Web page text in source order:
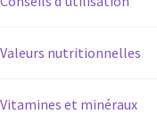
Valeurs nutritionnelles
Vitamines et minéraux